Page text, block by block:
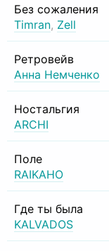
Без сожаления
Timran, Zell
Ретровейв
Анна Немченко
Ностальгия
ARCHI
Поле
RAIKAHO
Где ты была
KALVADOS